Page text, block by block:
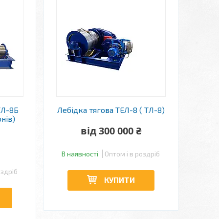
8Б
Лебідка тягова ТЕЛ-8 ( ТЛ-8)
від 300 000 ₴
В наявності Оптом і в роздріб
КУПИТИ